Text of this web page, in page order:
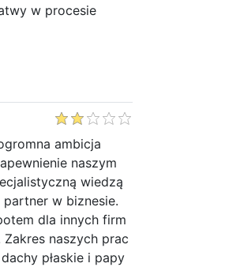
w procesie
ambicja
naszym
wiedzą
w biznesie.
dla innych firm
naszych prac
płaskie i papy